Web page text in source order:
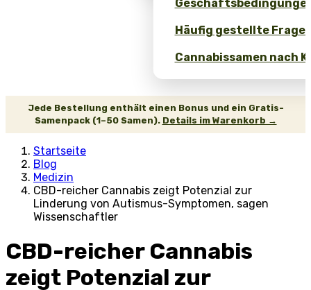
Häufig gestellte Fragen
Cannabissamen nach
Jede Bestellung enthält einen Bonus und ein Gratis-
Samenpack (1–50 Samen). Details im Warenkorb →
Startseite
Blog
Medizin
CBD-reicher Cannabis zeigt Potenzial zur
Linderung von Autismus-Symptomen, sagen
Wissenschaftler
CBD-reicher Cannabis
zeigt Potenzial zur